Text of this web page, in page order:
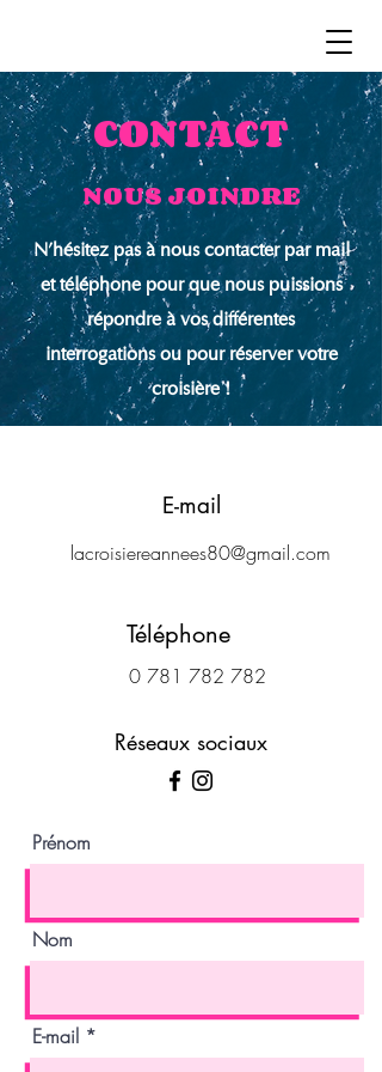
CONTACT
NOUS JOINDRE
N'hésitez pas à nous contacter par mail
et téléphone pour que nous puissions
répondre à vos différentes
interrogations ou pour réserver votre
croisière !
E-mail
lacroisiereannees80@gmail.com
Téléphone
0 781 782 782
Réseaux sociaux
Prénom
Nom
E-mail